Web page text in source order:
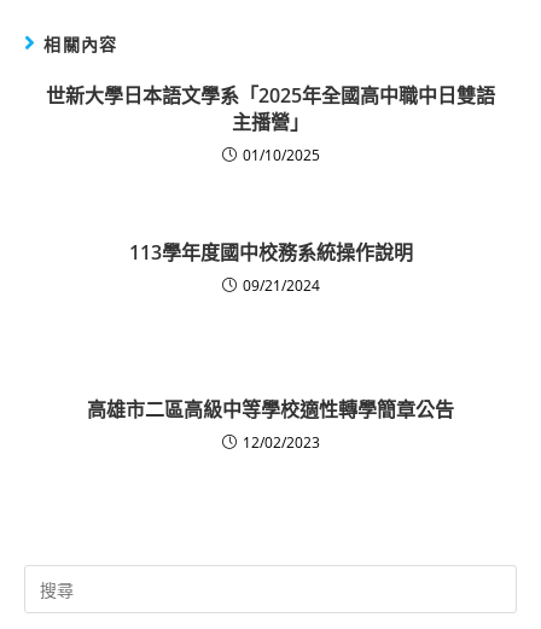
相關內容
世新大學日本語文學系「2025年全國高中職中日雙語
主播營」
01/10/2025
113學年度國中校務系統操作說明
09/21/2024
高雄市二區高級中等學校適性轉學簡章公告
12/02/2023
Search
for: